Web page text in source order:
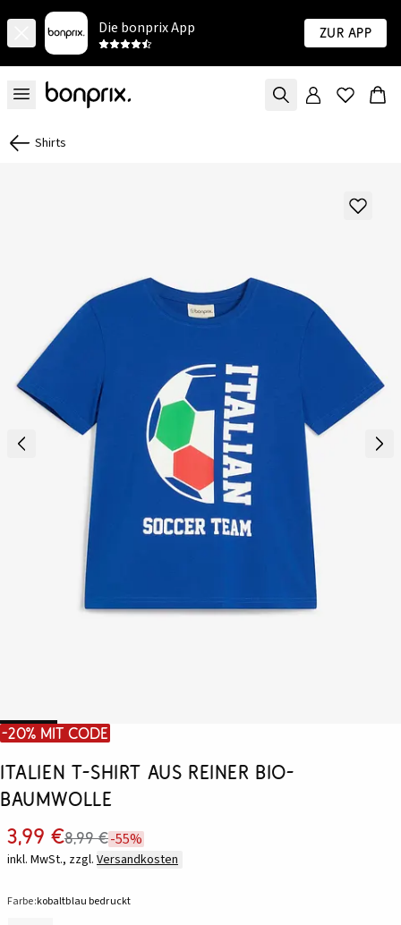
Die bonprix App Zur App
Shirts
-20% mit Code
Italien T-Shirt aus reiner Bio-
Baumwolle
3,99 €8,99 €-55%
inkl. MwSt., zzgl. Versandkosten
Farbe:kobaltblau bedruckt